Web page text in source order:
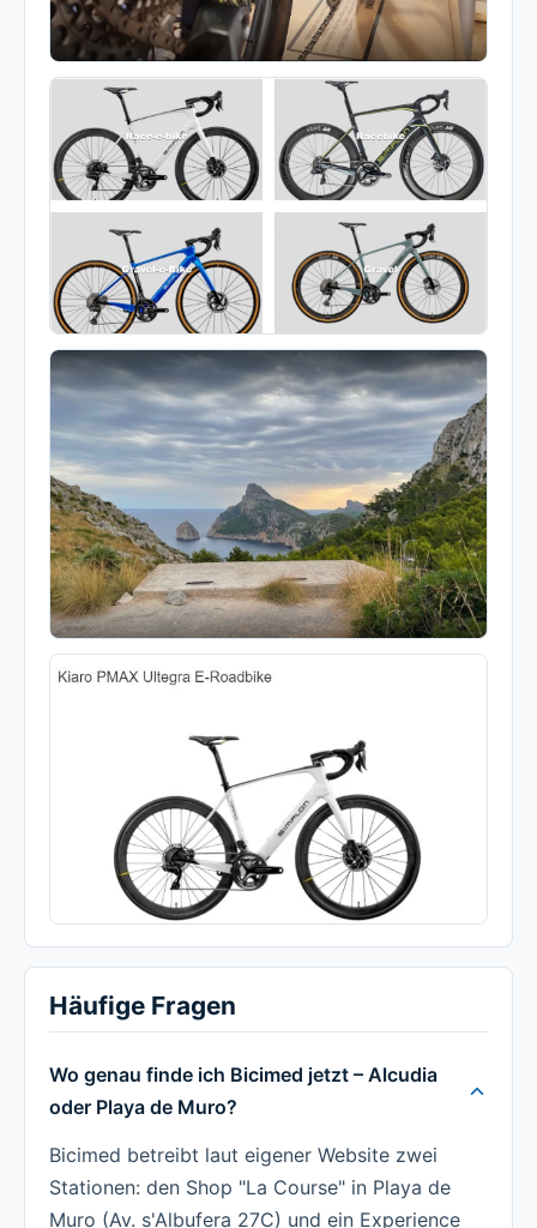
Häufige Fragen
Wo genau finde ich Bicimed jetzt – Alcudia
oder Playa de Muro?
Bicimed betreibt laut eigener Website zwei
Stationen: den Shop "La Course" in Playa de
Muro (Av. s'Albufera 27C) und ein Experience